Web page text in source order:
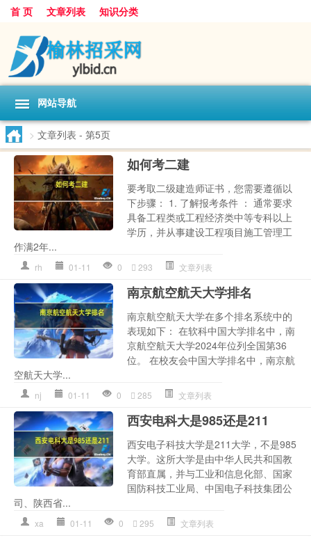
首 页 文章列表 知识分类
网站导航
> 文章列表 - 第5页
如何考二建
要考取二级建造师证书，您需要遵循以
下步骤： 1. 了解报考条件 ： 通常要求
具备工程类或工程经济类中等专科以上
学历，并从事建设工程项目施工管理工
作满2年...
rh 01-11 0 293 文章列表
南京航空航天大学排名
南京航空航天大学在多个排名系统中的
表现如下： 在软科中国大学排名中，南
京航空航天大学2024年位列全国第36
位。 在校友会中国大学排名中，南京航
空航天大学...
nj 01-11 0 285 文章列表
西安电科大是985还是211
西安电子科技大学是211大学，不是985
大学。这所大学是由中华人民共和国教
育部直属，并与工业和信息化部、国家
国防科技工业局、中国电子科技集团公
司、陕西省...
xa 01-11 0 295 文章列表